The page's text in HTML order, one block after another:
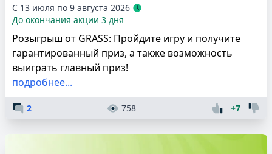
С 13 июля по 9 августа 2026
До окончания акции 3 дня
Розыгрыш от GRASS: Пройдите игру и получите
гарантированный приз, а также возможность
выиграть главный приз!
подробнее...
2 758 +7